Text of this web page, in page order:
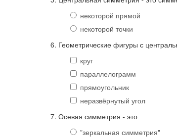
некоторой прямой
некоторой точки
6. Геометрические фигуры с
круг
параллелограмм
прямоугольник
неразвёрнутый угол
7. Осевая симметрия - это
"зеркальная симметрия"